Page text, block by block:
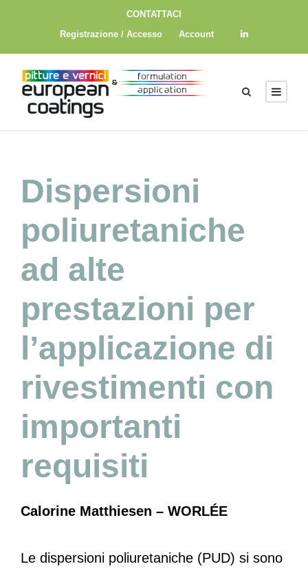
CONTATTACI
Registrazione / Accesso
Account
Dispersioni
poliuretaniche
ad alte
prestazioni per
l’applicazione di
rivestimenti con
importanti
requisiti
Calorine Matthiesen – WORLÉE
Le dispersioni poliuretaniche (PUD) si sono